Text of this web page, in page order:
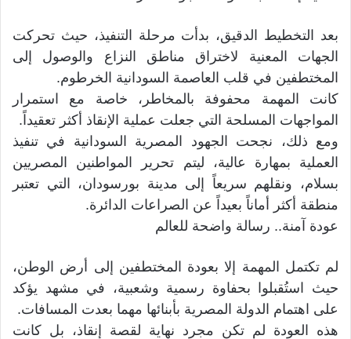
بعد التخطيط الدقيق، بدأت مرحلة التنفيذ، حيث تحركت
الجهات المعنية لاختراق مناطق النزاع والوصول إلى
المختطفين في قلب العاصمة السودانية الخرطوم.
كانت المهمة محفوفة بالمخاطر، خاصة مع استمرار
المواجهات المسلحة التي جعلت عملية الإنقاذ أكثر تعقيداً.
ومع ذلك، نجحت الجهود المصرية السودانية في تنفيذ
العملية بمهارة عالية، ليتم تحرير المواطنين المصريين
بسلام، ونقلهم سريعاً إلى مدينة بورسودان، التي تعتبر
منطقة أكثر أماناً بعيداً عن الصراعات الدائرة.
عودة آمنة.. رسالة واضحة للعالم
لم تكتمل المهمة إلا بعودة المختطفين إلى أرض الوطن،
حيث استُقبلوا بحفاوة رسمية وشعبية، في مشهد يؤكد
على اهتمام الدولة المصرية بأبنائها مهما بعدت المسافات.
هذه العودة لم تكن مجرد نهاية لقصة إنقاذ، بل كانت